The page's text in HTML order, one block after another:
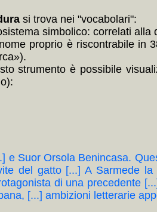
si trova nei "vocabolari":
simbolico: correlati
proprio è riscontrabile in
strumento è possibile
e Suor Orsola Benincasa.
del gatto [...] A Sarmede
di una precedente
[...] ambizioni letterarie